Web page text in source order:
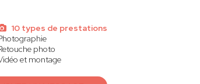
10 types de prestations
photo
et montage